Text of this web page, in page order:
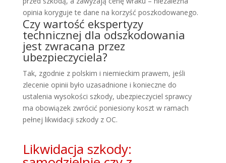
opinia koryguje te dane na korzyść poszkodowanego.
Czy wartość ekspertyzy
technicznej dla odszkodowania
jest zwracana przez
ubezpieczyciela?
Tak, zgodnie z polskim i niemieckim prawem, jeśli
zlecenie opinii było uzasadnione i konieczne do
ustalenia wysokości szkody, ubezpieczyciel sprawcy
ma obowiązek zwrócić poniesiony koszt w ramach
pełnej likwidacji szkody z OC.
Likwidacja szkody: